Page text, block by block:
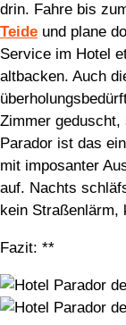
drin. Fahre bis
Teide und plane
Service im Hotel
altbacken. Auch
Zimmer geduscht,
Parador ist das
mit imposanter
auf. Nachts
kein Straßenlärm,
Fazit: **